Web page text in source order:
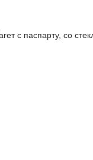
с паспарту, со